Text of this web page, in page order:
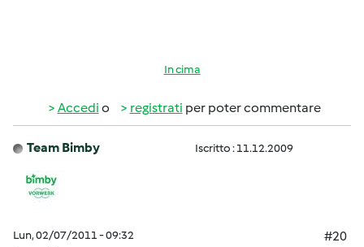
In cima
Accedi o registrati per poter commentare
Team Bimby Iscritto : 11.12.2009
Lun, 02/07/2011 - 09:32
#20